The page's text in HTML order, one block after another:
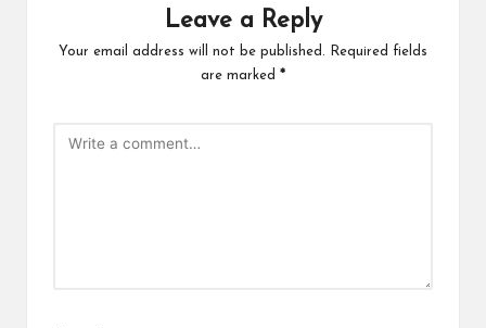
Leave a Reply
Your email address will not be published.
Required fields
are marked *